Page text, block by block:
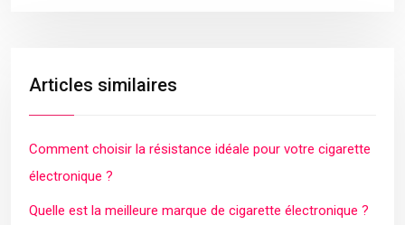
Articles similaires
Comment choisir la résistance idéale pour votre cigarette
électronique ?
Quelle est la meilleure marque de cigarette électronique ?